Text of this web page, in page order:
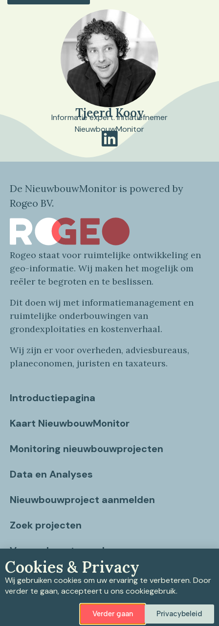
Tjeerd Kooy
Informatie expert. Initiatiefnemer
NieuwbouwMonitor
De NieuwbouwMonitor is powered by
Rogeo BV.
Rogeo staat voor ruimtelijke ontwikkeling en
geo-informatie. Wij maken het mogelijk om
reëler te begroten en te beslissen.
Dit doen wij met informatiemanagement en
ruimtelijke onderbouwingen van
grondexploitaties en kostenverhaal.
Wij zijn er voor overheden, adviesbureaus,
planeconomen, juristen en taxateurs.
Introductiepagina
Kaart NieuwbouwMonitor
Monitoring nieuwbouwprojecten
Data en Analyses
Nieuwbouwproject aanmelden
Zoek projecten
Vragen beantwoord
Contact
Cookiebeleid
Cookies & Privacy
Wij gebruiken cookies om uw ervaring te verbeteren. Door
verder te gaan, accepteert u ons cookiegebruik.
Verder gaan Privacybeleid